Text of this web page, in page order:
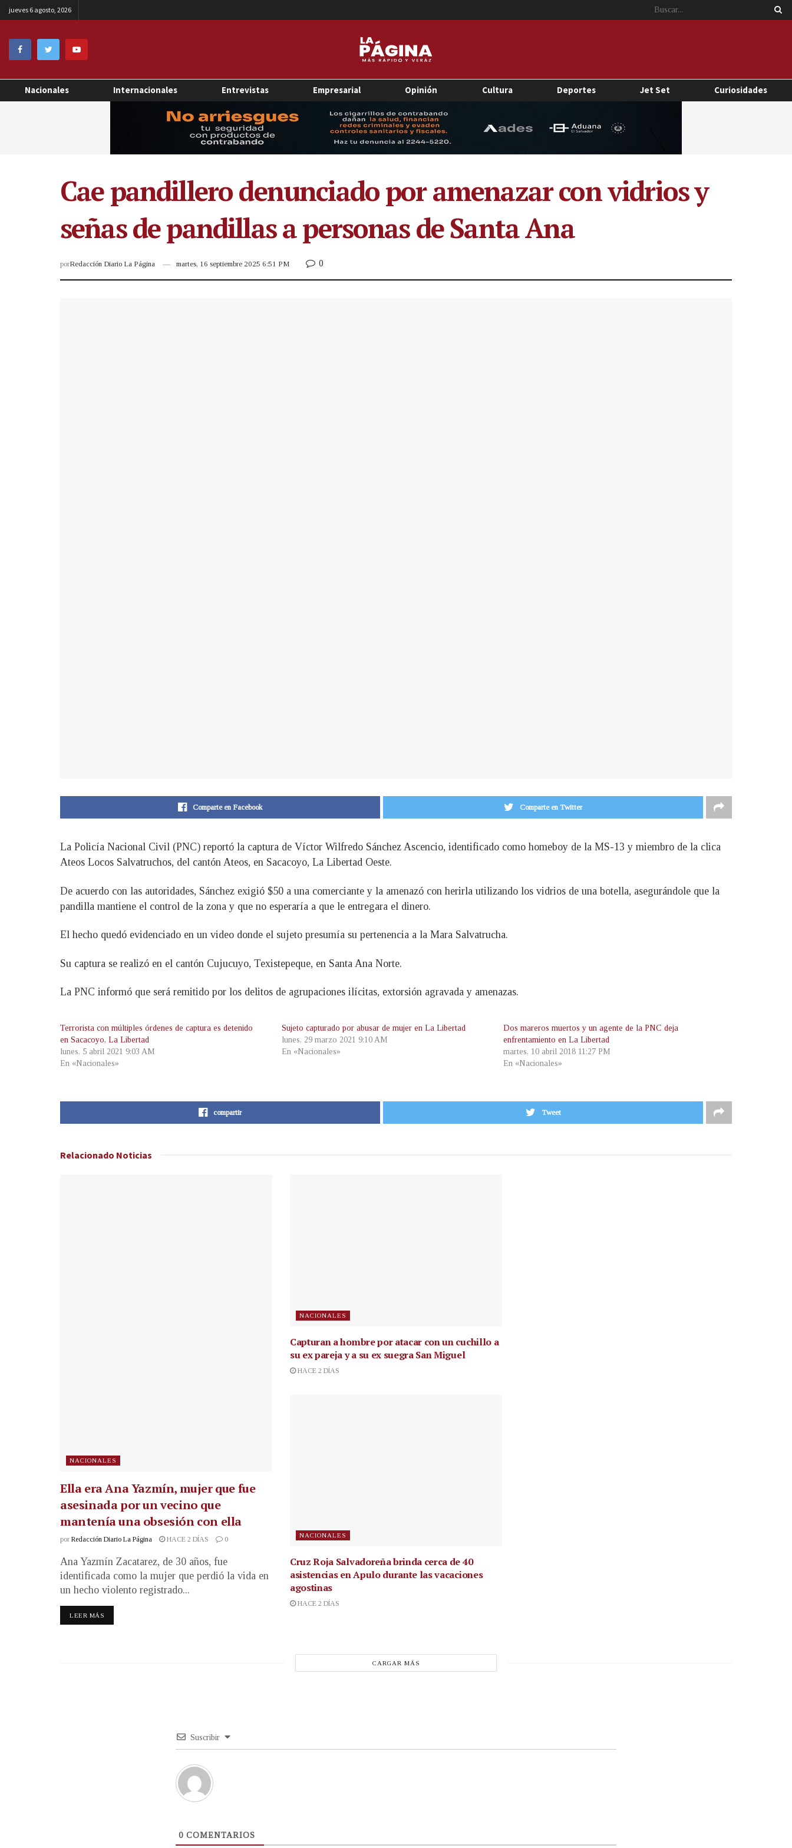
jueves 6 agosto, 2026
Nacionales Internacionales Entrevistas Empresarial Opinión Cultura Deportes Jet Set Curiosidades
Cae pandillero denunciado por amenazar con vidrios y
señas de pandillas a personas de Santa Ana
porRedacción Diario La Página martes, 16 septiembre 2025 6:51 PM 0
Comparte en Facebook Comparte en Twitter
La Policía Nacional Civil (PNC) reportó la captura de Víctor Wilfredo Sánchez Ascencio, identificado como homeboy de la MS-13 y miembro de la clica
Ateos Locos Salvatruchos, del cantón Ateos, en Sacacoyo, La Libertad Oeste.
De acuerdo con las autoridades, Sánchez exigió $50 a una comerciante y la amenazó con herirla utilizando los vidrios de una botella, asegurándole que la
pandilla mantiene el control de la zona y que no esperaría a que le entregara el dinero.
El hecho quedó evidenciado en un video donde el sujeto presumía su pertenencia a la Mara Salvatrucha.
Su captura se realizó en el cantón Cujucuyo, Texistepeque, en Santa Ana Norte.
La PNC informó que será remitido por los delitos de agrupaciones ilícitas, extorsión agravada y amenazas.
Terrorista con múltiples órdenes de captura es detenido
en Sacacoyo, La Libertad
lunes, 5 abril 2021 9:03 AM
En «Nacionales»
Sujeto capturado por abusar de mujer en La Libertad
lunes, 29 marzo 2021 9:10 AM
En «Nacionales»
Dos mareros muertos y un agente de la PNC deja
enfrentamiento en La Libertad
martes, 10 abril 2018 11:27 PM
En «Nacionales»
compartir Tweet
Relacionado Noticias
NACIONALES
Ella era Ana Yazmín, mujer que fue
asesinada por un vecino que
mantenía una obsesión con ella
por Redacción Diario La Página HACE 2 DÍAS 0
Ana Yazmín Zacatarez, de 30 años, fue
identificada como la mujer que perdió la vida en
un hecho violento registrado...
LEER MÁS
NACIONALES
Capturan a hombre por atacar con un cuchillo a
su ex pareja y a su ex suegra San Miguel
HACE 2 DÍAS
NACIONALES
Cruz Roja Salvadoreña brinda cerca de 40
asistencias en Apulo durante las vacaciones
agostinas
HACE 2 DÍAS
CARGAR MÁS
Suscribir
0 COMENTARIOS